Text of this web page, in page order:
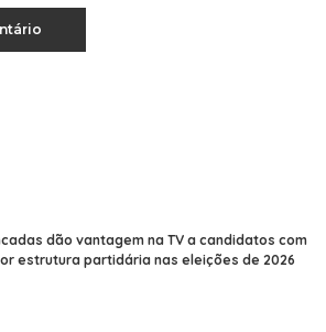
dão vantagem na TV a candidatos com
estrutura partidária nas eleições de 2026